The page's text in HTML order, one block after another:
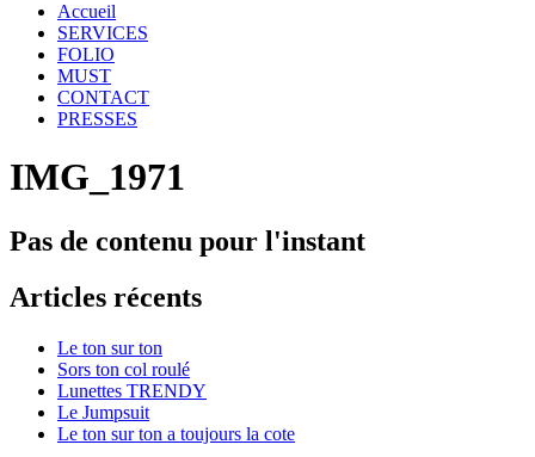
Accueil
SERVICES
FOLIO
MUST
CONTACT
PRESSES
IMG_1971
Pas de contenu pour l'instant
Articles récents
Le ton sur ton
Sors ton col roulé
Lunettes TRENDY
Le Jumpsuit
Le ton sur ton a toujours la cote